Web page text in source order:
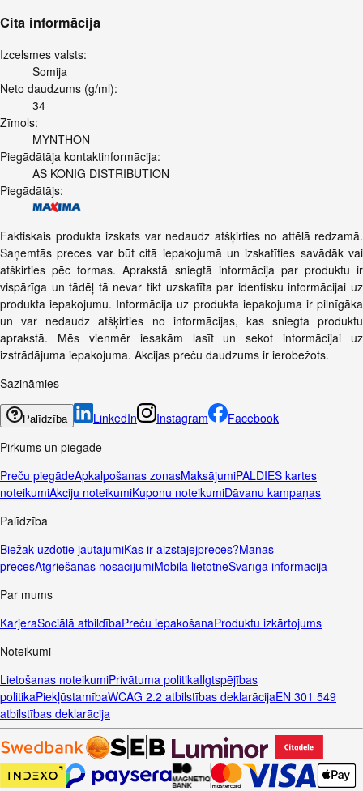
Cita informācija
Izcelsmes valsts:
Somija
Neto daudzums (g/ml):
34
Zīmols:
MYNTHON
Piegādātāja kontaktinformācija:
AS KONIG DISTRIBUTION
Piegādātājs:
Faktiskais produkta izskats var nedaudz atšķirties no attēlā redzamā.
Saņemtās preces var būt citā iepakojumā un izskatīties savādāk vai
atškirties pēc formas. Aprakstā sniegtā informācija par produktu ir
vispārīga un tādēļ tā nevar tikt uzskatīta par identisku informācijai uz
produkta iepakojumu. Informācija uz produkta iepakojuma ir pilnīgāka
un var nedaudz atšķirties no informācijas, kas sniegta produktu
aprakstā. Mēs vienmēr iesakām lasīt un sekot informācijai uz
izstrādājuma iepakojuma. Akcijas preču daudzums ir ierobežots.
Sazināmies
Palīdzība LinkedIn Instagram
Facebook
Pirkums un piegāde
Preču piegādeApkalpošanas zonasMaksājumiPALDIES kartes
noteikumiAkciju noteikumiKuponu noteikumiDāvanu kampaņas
Palīdzība
Biežāk uzdotie jautājumiKas ir aizstājējpreces?Manas
precesAtgriešanas nosacījumiMobilā lietotneSvarīga informācija
Par mums
KarjeraSociālā atbildībaPreču iepakošanaProduktu izkārtojums
Noteikumi
Lietošanas noteikumiPrivātuma politikaIlgtspējības
politikaPiekļūstamībaWCAG 2.2 atbilstības deklarācijaEN 301 549
atbilstības deklarācija